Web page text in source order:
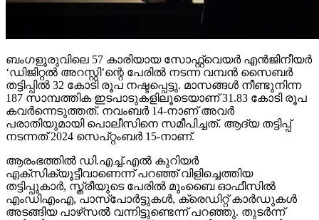
ബംഗളൂരുവിലെ 57 കാരിയായ സോഫ്റ്റ്വെയര്‍ എന്‍ജിനീയര്‍
‘ഡിജിറ്റല്‍ അറസ്റ്റി’ന്റെ പേരില്‍ നടന്ന വമ്പന്‍ സൈബര്‍
തട്ടിപ്പില്‍ 32 കോടി രൂപ നഷ്ടപ്പെട്ടു. മാസങ്ങള്‍ നീണ്ടുനിന്ന
187 സാമ്പത്തിക ഇടപാടുകളിലൂടെയാണ് 31.83 കോടി രൂപ
കവര്‍ന്നെടുത്തത്. നവംബര്‍ 14-നാണ് അവര്‍
പരാതിയുമായി പൊലീസിനെ സമീപിച്ചത്. ആദ്യ തട്ടിപ്പ്
നടന്നത് 2024 സെപ്റ്റംബര്‍ 15-നാണ്.
ആരംഭത്തില്‍ ഡി.എച്ച്.എല്‍ കുറിയര്‍
എക്‌സിക്യൂട്ടീവാണെന്ന് പറഞ്ഞ് വിളിച്ചെത്തിയ
തട്ടിപ്പുകാര്‍, സ്ത്രീയുടെ പേരില്‍ മുംബൈ ഓഫീസില്‍
എംഡിഎംഎ, പാസ്പോര്‍ട്ടുകള്‍, ക്രെഡിറ്റ് കാര്‍ഡുകള്‍
അടങ്ങിയ പാഴ്‌സല്‍ വന്നിട്ടുണ്ടെന്ന് പറഞ്ഞു. തുടര്‍ന്ന്